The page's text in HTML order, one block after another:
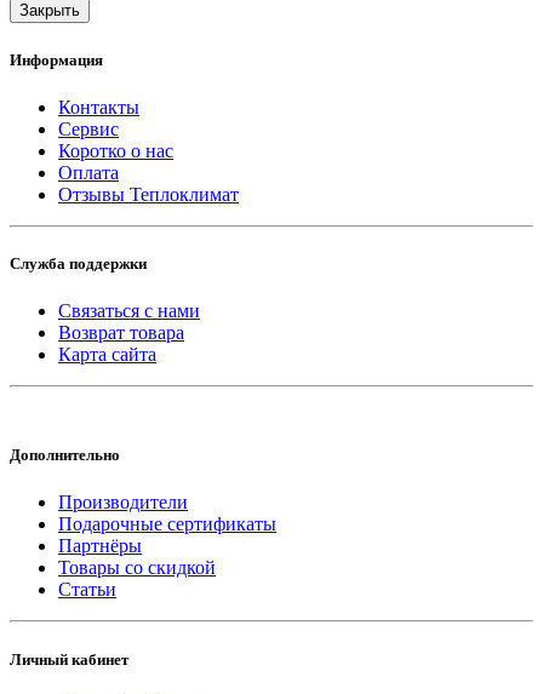
Закрыть
Информация
Контакты
Сервис
Коротко о нас
Оплата
Отзывы Теплоклимат
Служба поддержки
Связаться с нами
Возврат товара
Карта сайта
Дополнительно
Производители
Подарочные сертификаты
Партнёры
Товары со скидкой
Статьи
Личный кабинет